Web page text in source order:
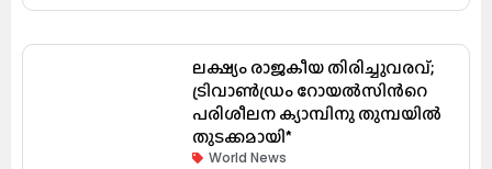
ലക്ഷ്യം രാജകീയ തിരിച്ചുവരവ്;
ട്രിവാൺഡ്രം റോയൽസിന്‍റെ
പരിശീലന ക്യാമ്പിനു തുമ്പയില്‍
തുടക്കമായി*
World News